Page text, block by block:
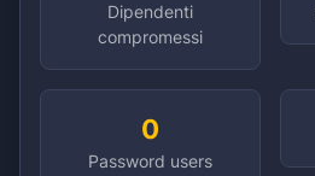
Dipendenti
compromessi
0
Password users